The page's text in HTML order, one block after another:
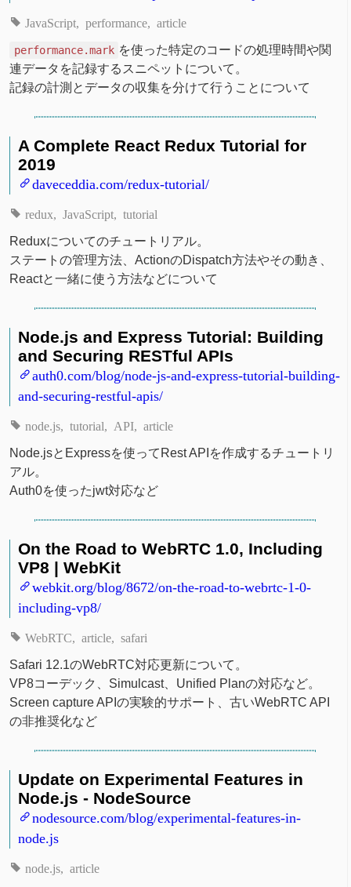
JavaScript performance article
performance.mark を使った特定のコードの処理時間や関
連データを記録するスニペットについて。
記録の計測とデータの収集を分けて行うことについて
A Complete React Redux Tutorial for
2019
daveceddia.com/redux-tutorial/
redux JavaScript tutorial
Reduxについてのチュートリアル。
ステートの管理方法、ActionのDispatch方法やその動き、
Reactと一緒に使う方法などについて
Node.js and Express Tutorial: Building
and Securing RESTful APIs
auth0.com/blog/node-js-and-express-tutorial-building-
and-securing-restful-apis/
node.js tutorial API article
Node.jsとExpressを使ってRest APIを作成するチュートリ
アル。
Auth0を使ったjwt対応など
On the Road to WebRTC 1.0, Including
VP8 | WebKit
webkit.org/blog/8672/on-the-road-to-webrtc-1-0-
including-vp8/
WebRTC article safari
Safari 12.1のWebRTC対応更新について。
VP8コーデック、Simulcast、Unified Planの対応など。
Screen capture APIの実験的サポート、古いWebRTC API
の非推奨化など
Update on Experimental Features in
Node.js - NodeSource
nodesource.com/blog/experimental-features-in-
node.js
node.js article